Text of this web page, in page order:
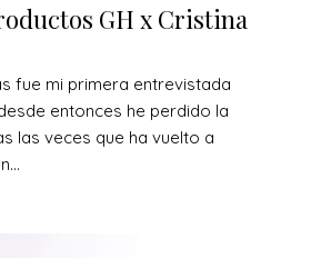
GH x Cristina
fue mi primera entrevistada
entonces he perdido la
las veces que ha vuelto a